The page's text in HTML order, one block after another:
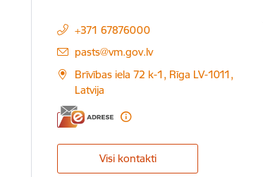
+371 67876000
E-pasts:
pasts@vm.gov.lv
Brīvības iela 72 k-1, Rīga LV-1011,
Latvija
Visi kontakti